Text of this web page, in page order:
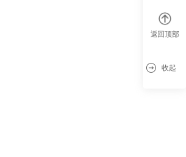
返回顶部
收起